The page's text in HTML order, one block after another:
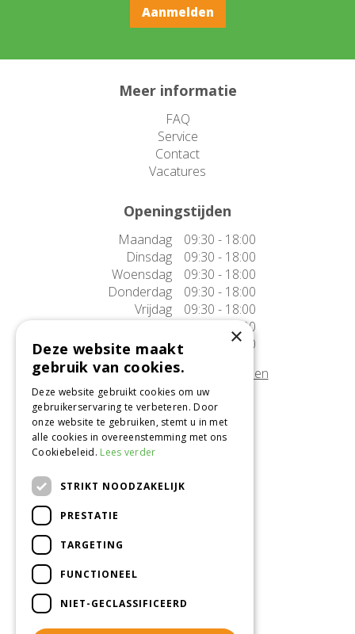
Meer informatie
FAQ
Service
Contact
Vacatures
Openingstijden
Maandag
09:30 - 18:00
Dinsdag
09:30 - 18:00
Woensdag
09:30 - 18:00
Donderdag
09:30 - 18:00
Vrijdag
09:30 - 18:00
Zaterdag
09:30 - 17:00
Zondag
10:00 - 17:00
Afwijkende openingstijden tonen
Onze locatie
Tuincentrum Alméérplant
Jac. P. Thijsseweg 4
pinterest
×
Deze website maakt
gebruik van cookies.
Deze website gebruikt cookies om uw
gebruikerservaring te verbeteren. Door
onze website te gebruiken, stemt u in met
alle cookies in overeenstemming met ons
Cookiebeleid. Lees verder
STRIKT NOODZAKELIJK
PRESTATIE
TARGETING
FUNCTIONEEL
NIET-GECLASSIFICEERD